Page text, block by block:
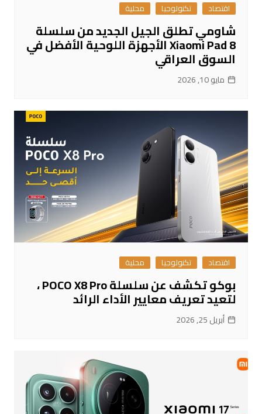
اقتصاد تكنولوجيا محلية
شاومي تطلق الجيل الجديد من سلسلة
Xiaomi Pad 8 الأجهزة اللوحية الأفضل في
السوق العراقي
مايو 10, 2026
اقتصاد تكنولوجيا محلية
بوكو تكشف عن سلسلة POCO X8 Pro ،
لتعيد تعريف معايير الأداء الرائد
أبريل 25, 2026